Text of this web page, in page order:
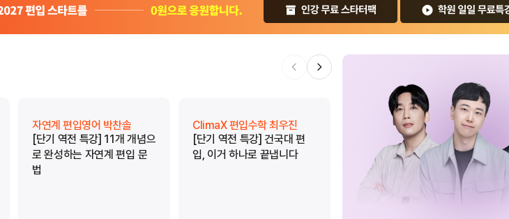
자연계 편입영어 박찬솔
[단기 역전 특강] 11개 개념으
로 완성하는 자연계 편입 문
법
ClimaX 편입수학 최우진
[단기 역전 특강] 건국대 편
입, 이거 하나로 끝냅니다
ClimaX 편입수학 최우진
[단기 역전 특강] 중앙대 편
입, 이거 하나로 끝냅니다